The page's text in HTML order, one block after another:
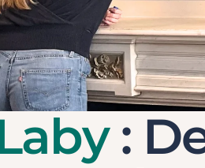
: